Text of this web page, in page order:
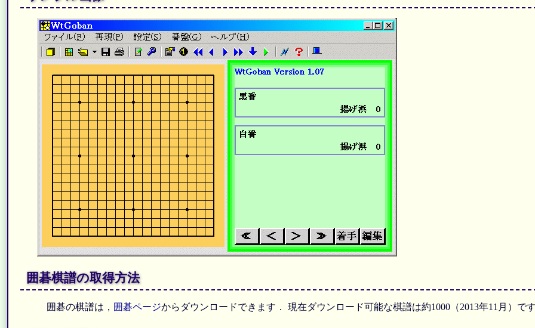
囲碁棋譜の取得方法
囲碁の棋譜は， 囲碁ページからダウンロードできます． 現在ダウンロード可能な棋譜は約1000（2013年11月）です